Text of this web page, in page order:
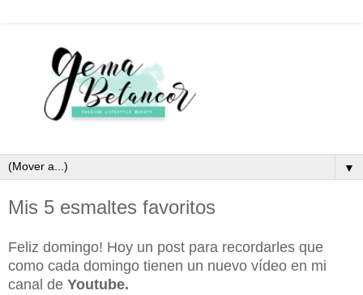
▼
Mis 5 esmaltes favoritos
Feliz domingo! Hoy un post para recordarles que
como cada domingo tienen un nuevo vídeo en mi
canal de Youtube.